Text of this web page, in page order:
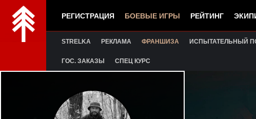
РЕГИСТРАЦИЯ БОЕВЫЕ ИГРЫ РЕЙТИНГ
STRELKA РЕКЛАМА ФРАНШИЗА ИСПЫТАТЕЛЬНЫЙ
ГОС. ЗАКАЗЫ СПЕЦ КУРС